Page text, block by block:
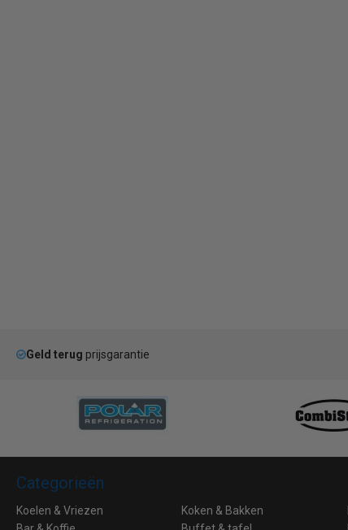
Geld terug prijsgarantie
Categorieën
Koelen & Vriezen Koken & Bakken